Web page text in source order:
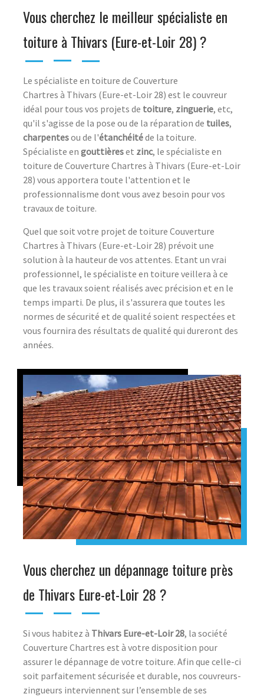
Vous cherchez le meilleur spécialiste en
toiture à Thivars (Eure-et-Loir 28) ?
Le spécialiste en toiture de Couverture
Chartres à Thivars (Eure-et-Loir 28) est le couvreur
idéal pour tous vos projets de toiture, zinguerie, etc,
qu'il s'agisse de la pose ou de la réparation de tuiles,
charpentesou de l'étanchéitéde la toiture.
Spécialiste en gouttièreset zinc, le spécialiste en
toiture de Couverture Chartres à Thivars (Eure-et-Loir
28) vous apportera toute l'attention et le
professionnalisme dont vous avez besoin pour vos
travaux de toiture.
Quel que soit votre projet de toiture Couverture
Chartres à Thivars (Eure-et-Loir 28) prévoit une
solution à la hauteur de vos attentes. Etant un vrai
professionnel, le spécialiste en toiture veillera à ce
que les travaux soient réalisés avec précision et en le
temps imparti. De plus, il s'assurera que toutes les
normes de sécurité et de qualité soient respectées et
vous fournira des résultats de qualité qui dureront des
années.
Vous cherchez un dépannage toiture près
de Thivars Eure-et-Loir 28 ?
Si vous habitez à Thivars Eure-et-Loir 28, la société
Couverture Chartres est à votre disposition pour
assurer le dépannage de votre toiture. Afin que celle-ci
soit parfaitement sécurisée et durable, nos couvreurs-
zingueurs interviennent sur l’ensemble de ses